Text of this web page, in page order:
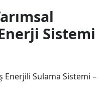
Sistemi
Enerjili Sulama Sistemi –